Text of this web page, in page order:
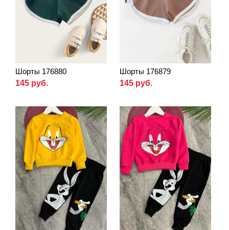
Шорты 176880
145 руб.
Шорты 176879
145 руб.